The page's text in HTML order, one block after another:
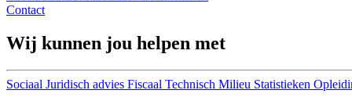
Contact
Wij kunnen jou helpen met
Sociaal Juridisch advies Fiscaal Technisch Milieu Statistieken